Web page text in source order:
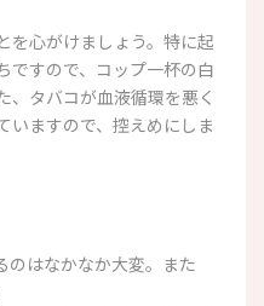
を心がけましょう。特に起
ですので、コップ一杯の白
、タバコが血液循環を悪く
いますので、控えめにしま
のはなかなか大変。また